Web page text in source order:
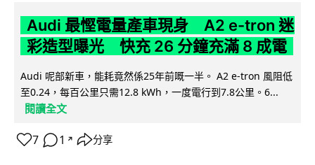
Audi 最慳電量產車現身 A2 e-tron 迷
彩造型曝光 快充 26 分鐘充滿 8 成電
Audi 呢部新車，能耗竟然係25年前嘅一半。 A2 e-tron 風阻低
至0.24，每百公里只需12.8 kWh，一度電行到7.8公里。6...
閱讀全文
7 1 ↗ 分享